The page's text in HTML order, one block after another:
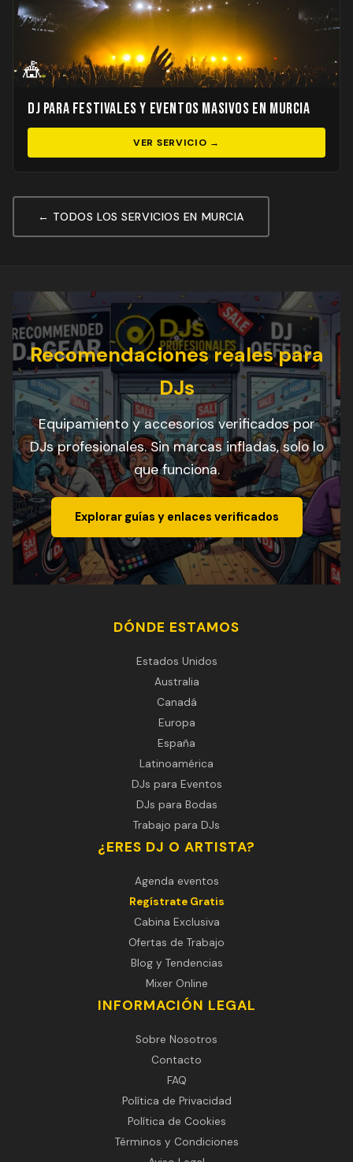
🎪
DJ para Festivales y Eventos Masivos en Murcia
VER SERVICIO →
← TODOS LOS SERVICIOS EN MURCIA
Recomendaciones reales para
DJs
Equipamiento y accesorios verificados por
DJs profesionales. Sin marcas infladas, solo lo
que funciona.
Explorar guías y enlaces verificados
DÓNDE ESTAMOS
Estados Unidos
Australia
Canadá
Europa
España
Latinoamérica
DJs para Eventos
DJs para Bodas
Trabajo para DJs
¿ERES DJ O ARTISTA?
Agenda eventos
Regístrate Gratis
Cabina Exclusiva
Ofertas de Trabajo
Blog y Tendencias
Mixer Online
INFORMACIÓN LEGAL
Sobre Nosotros
Contacto
FAQ
Política de Privacidad
Política de Cookies
Términos y Condiciones